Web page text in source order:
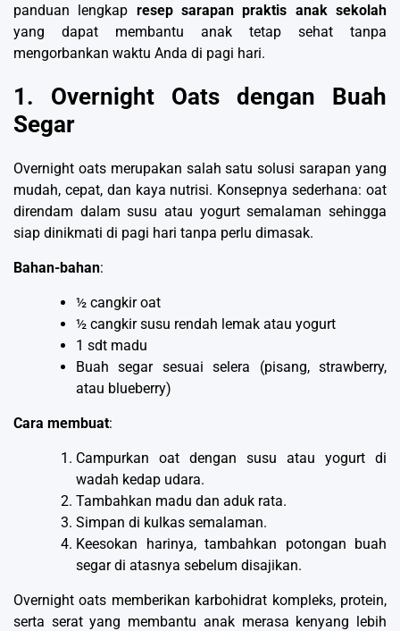
panduan lengkap resep sarapan praktis anak sekolah
yang dapat membantu anak tetap sehat tanpa
mengorbankan waktu Anda di pagi hari.
1. Overnight Oats dengan Buah
Segar
Overnight oats merupakan salah satu solusi sarapan yang
mudah, cepat, dan kaya nutrisi. Konsepnya sederhana: oat
direndam dalam susu atau yogurt semalaman sehingga
siap dinikmati di pagi hari tanpa perlu dimasak.
Bahan-bahan:
½ cangkir oat
½ cangkir susu rendah lemak atau yogurt
1 sdt madu
Buah segar sesuai selera (pisang, strawberry,
atau blueberry)
Cara membuat:
Campurkan oat dengan susu atau yogurt di
wadah kedap udara.
Tambahkan madu dan aduk rata.
Simpan di kulkas semalaman.
Keesokan harinya, tambahkan potongan buah
segar di atasnya sebelum disajikan.
Overnight oats memberikan karbohidrat kompleks, protein,
serta serat yang membantu anak merasa kenyang lebih